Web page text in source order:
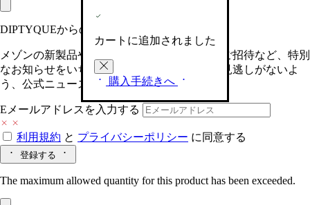
カートに追加されました
購入手続きへ
DIPTYQUEからの最新情報をお届けします
メゾンの新製品や、限定イベントへの特別なご招待など、特別
なお知らせをいち早くお届けいたします。お見逃しがないよ
う、公式ニュースレターにご登録ください。
Eメールアドレスを入力する
利用規約 と プライバシーポリシー に同意する
登録する
The maximum allowed quantity for this product has been exceeded.